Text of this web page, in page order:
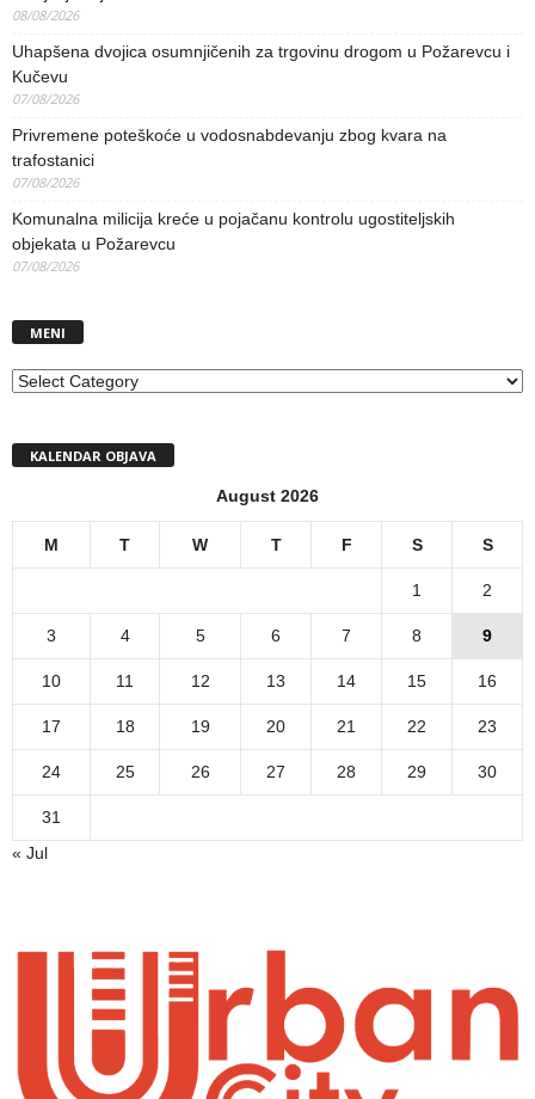
08/08/2026
Uhapšena dvojica osumnjičenih za trgovinu drogom u Požarevcu i
Kučevu
07/08/2026
Privremene poteškoće u vodosnabdevanju zbog kvara na
trafostanici
07/08/2026
Komunalna milicija kreće u pojačanu kontrolu ugostiteljskih
objekata u Požarevcu
07/08/2026
MENI
MENI
KALENDAR OBJAVA
August 2026
M T W T F S S
1 2
3 4 5 6 7 8 9
10 11 12 13 14 15 16
17 18 19 20 21 22 23
24 25 26 27 28 29 30
31
« Jul